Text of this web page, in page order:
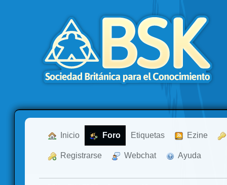
Inicio Foro Etiquetas Ezine
Registrarse Webchat Ayuda